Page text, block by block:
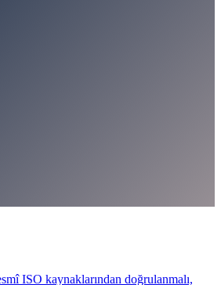
ISO kaynaklarından doğrulanmalı,